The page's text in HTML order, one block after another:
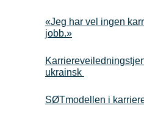
«Jeg har vel ingen
jobb.»
ukrainsk
SØTmodellen i